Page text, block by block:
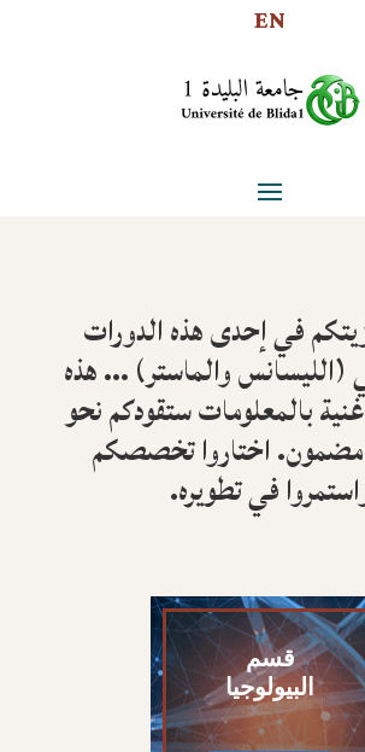
EN
في إحدى هذه الدورات
(الليسانس والماستر) … هذه
بالمعلومات ستقودكم نحو
اختاروا تخصصكم
في تطويره.
قسم
البيولوجيا